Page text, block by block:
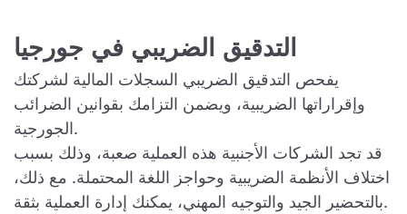
التدقيق الضريبي في جورجيا
يفحص التدقيق الضريبي السجلات المالية لشركتك
وإقراراتها الضريبية، ويضمن التزامك بقوانين الضرائب
الجورجية.
قد تجد الشركات الأجنبية هذه العملية صعبة، وذلك بسبب
اختلاف الأنظمة الضريبية وحواجز اللغة المحتملة. مع ذلك،
بالتحضير الجيد والتوجيه المهني، يمكنك إدارة العملية بثقة.